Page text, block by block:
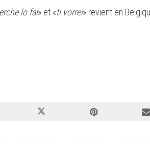
lo fai» et «ti vorrei» revient en